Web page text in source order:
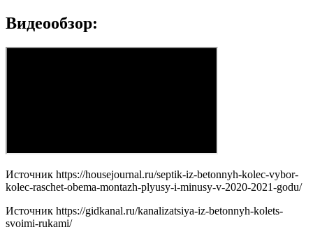
Видеообзор:
Источник https://housejournal.ru/septik-iz-betonnyh-kolec-vybor-
kolec-raschet-obema-montazh-plyusy-i-minusy-v-2020-2021-godu/
Источник https://gidkanal.ru/kanalizatsiya-iz-betonnyh-kolets-
svoimi-rukami/